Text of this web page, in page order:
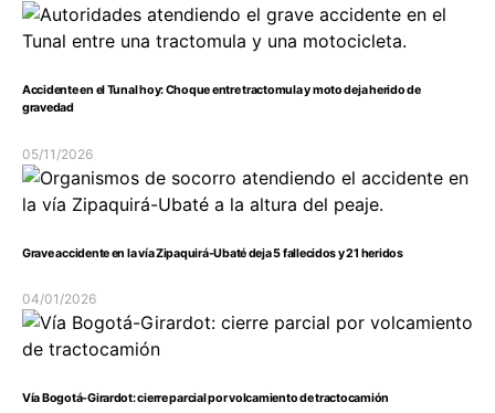
Accidente en el Tunal hoy: Choque entre tractomula y moto deja herido de
gravedad
05/11/2026
Grave accidente en la vía Zipaquirá-Ubaté deja 5 fallecidos y 21 heridos
04/01/2026
Vía Bogotá-Girardot: cierre parcial por volcamiento de tractocamión